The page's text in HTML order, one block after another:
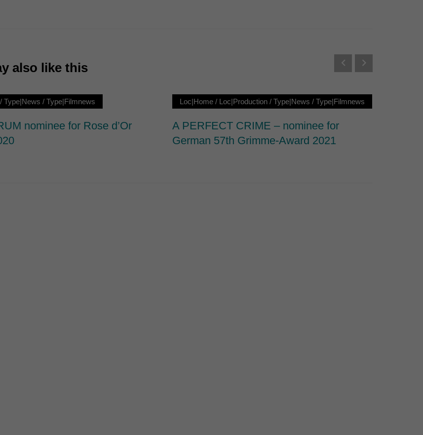
also like this
Type|News / Type|Filmnews
nominee for Rose d’Or
Loc|Home/ Loc|Production/ Type|News / Type|Filmnews
A PERFECT CRIME – nominee for
German 57th Grimme-Award 2021
Social-Media-Plattformen werden standardmäßig blockiert. Wenn Cookies von externen Medien